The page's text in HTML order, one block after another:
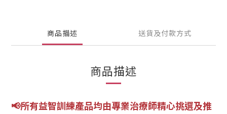
商品描述 送貨及付款方式
商品描述
📢所有益智訓練產品均由專業治療師精心挑選及推